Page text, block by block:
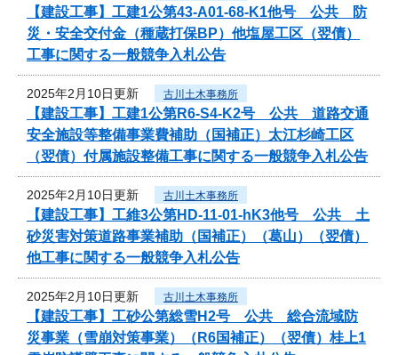
【建設工事】工建1公第43-A01-68-K1他号 公共 防
災・安全交付金（種蔵打保BP）他塩屋工区（翌債）
工事に関する一般競争入札公告
2025年2月10日更新 古川土木事務所
【建設工事】工建1公第R6-S4-K2号 公共 道路交通
安全施設等整備事業費補助（国補正）太江杉崎工区
（翌債）付属施設整備工事に関する一般競争入札公告
2025年2月10日更新 古川土木事務所
【建設工事】工維3公第HD-11-01-hK3他号 公共 土
砂災害対策道路事業補助（国補正）（葛山）（翌債）
他工事に関する一般競争入札公告
2025年2月10日更新 古川土木事務所
【建設工事】工砂公第総雪H2号 公共 総合流域防
災事業（雪崩対策事業）（R6国補正）（翌債）桂上1